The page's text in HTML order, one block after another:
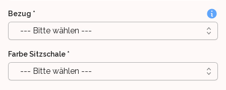
Bezug *
--- Bitte wählen ---
Farbe Sitzschale *
--- Bitte wählen ---